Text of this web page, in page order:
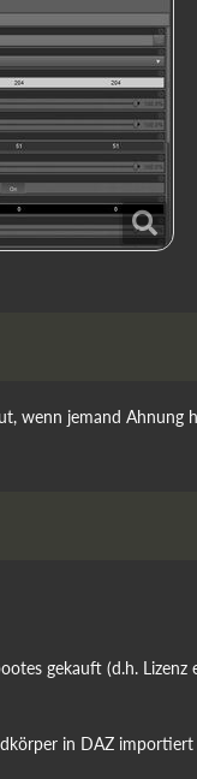
wenn jemand Ahnung
gekauft (d.h. Lizenz
in DAZ